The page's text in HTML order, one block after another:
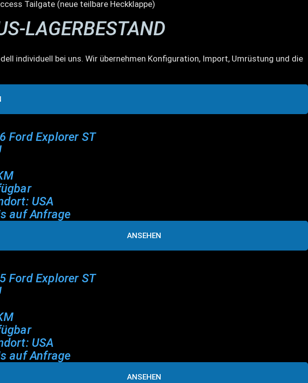
Tailgate (neue teilbare Heckklappe)
LAGERBESTAND
individuell bei uns. Wir übernehmen Konfiguration, Import, Umrüstung und die
Ford Explorer ST
USA
auf Anfrage
ANSEHEN
Ford Explorer ST
USA
auf Anfrage
ANSEHEN